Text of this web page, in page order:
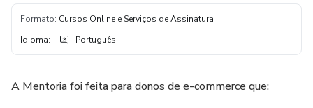
Formato: Cursos Online e Serviços de Assinatura
Idioma: Português
A Mentoria foi feita para donos de e-commerce que: